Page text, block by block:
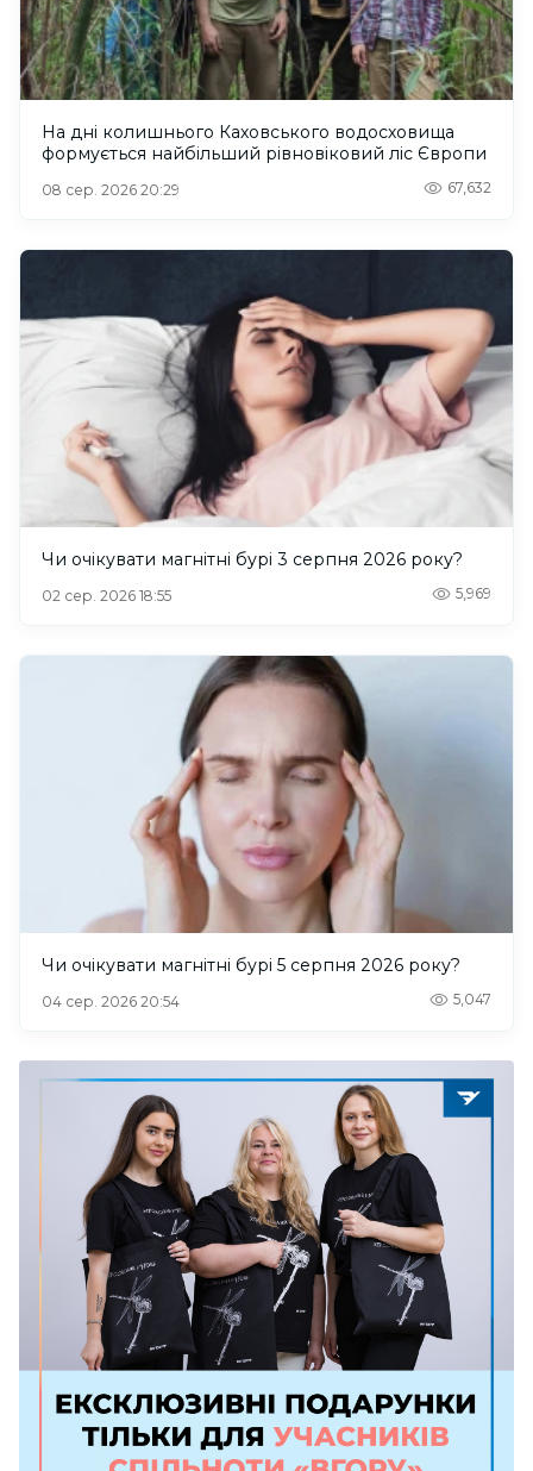
На дні колишнього Каховського водосховища
формується найбільший рівновіковий ліс Європи
08 сер. 2026 20:29 67,632
Чи очікувати магнітні бурі 3 серпня 2026 року?
02 сер. 2026 18:55 5,969
Чи очікувати магнітні бурі 5 серпня 2026 року?
04 сер. 2026 20:54 5,047